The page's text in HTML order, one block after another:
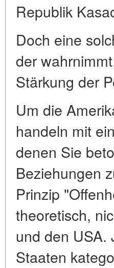
Republik
Doch eine
der
Stärkung der
Um die
handeln mit
denen Sie
Beziehungen
Prinzip
theoretisch,
und den USA.
Staaten